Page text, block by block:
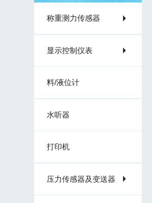
称重测力传感器
显示控制仪表
料/液位计
水听器
打印机
压力传感器及变送器